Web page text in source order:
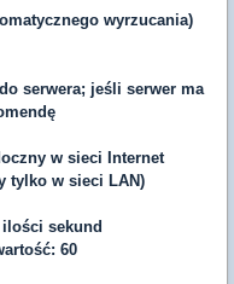
wyrzucania)
serwera; jeśli serwer ma
w sieci Internet
tylko w sieci LAN)
sekund
60